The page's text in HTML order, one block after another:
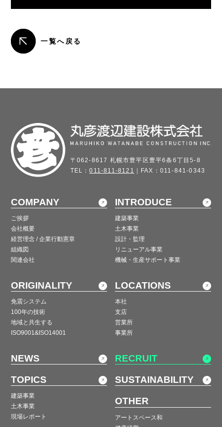
一覧へ戻る
〒062-8617 札幌市豊平区豊平6条6丁目5-8
TEL：011-811-8121 ｜FAX：011-841-0343
COMPANY
ご挨拶
会社概要
経営理念 / 企業行動憲章
組織図
関連会社
INTRODUCE
建築事業
土木事業
設計・監理
リニューアル事業
機械・生産サポート事業
ORIGINALITY
免震システム
100年の技術
地域と共生する
ISO9001&ISO14001
LOCATIONS
本社
支店
営業所
事業所
NEWS
TOPICS
建築事業
土木事業
現場レポート
RECRUIT
SUSTAINABILITY
OTHER
アートスペース和